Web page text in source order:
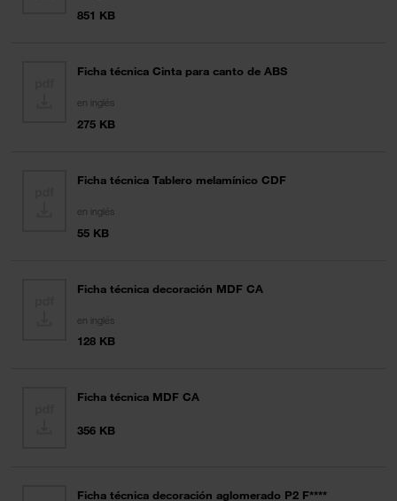
851 KB
Ficha técnica Cinta para canto de ABS
en inglés
275 KB
Ficha técnica Tablero melamínico CDF
en inglés
55 KB
Ficha técnica decoración MDF CA
en inglés
128 KB
Ficha técnica MDF CA
356 KB
Ficha técnica decoración aglomerado P2 F****